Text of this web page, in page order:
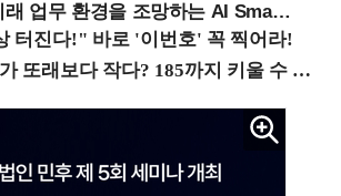
을 조망하는 AI Smart Work Summit 2026 (9/11 코엑스)